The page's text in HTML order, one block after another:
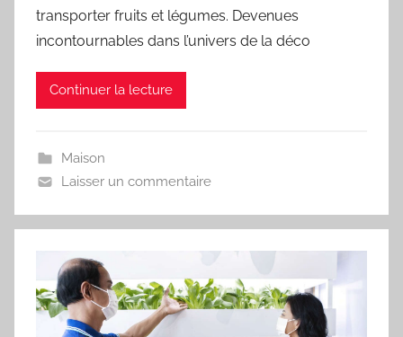
transporter fruits et légumes. Devenues
incontournables dans l’univers de la déco
Continuer la lecture
Maison
Laisser un commentaire